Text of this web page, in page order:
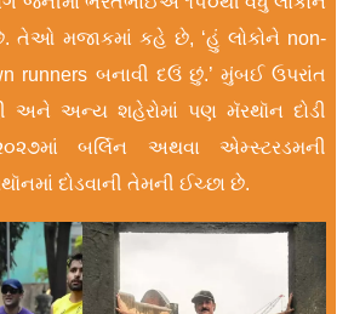
તેઓ મજાકમાં કહે છે, ‘હું લોકોને non-
runners બનાવી દઉં છું.’ મુંબઈ ઉપરાંત
અને અન્ય શહેરોમાં પણ મૅરથૉન દોડી
બર્લિન અથવા એમ્સ્ટરડમની
દોડવાની તેમની ઈચ્છા છે.